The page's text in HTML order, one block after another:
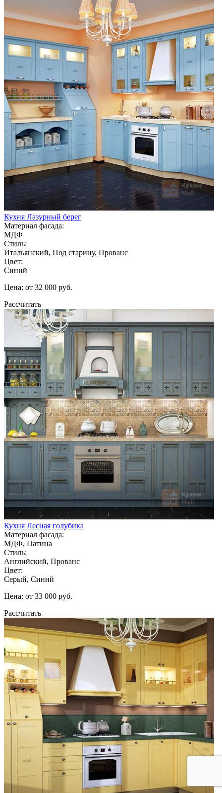
Кухня Лазурный берег
Материал фасада:
МДФ
Стиль:
Итальянский, Под старину, Прованс
Цвет:
Синий
Цена: от 32 000 руб.
Рассчитать
Кухня Лесная голубика
Материал фасада:
МДФ, Патина
Стиль:
Английский, Прованс
Цвет:
Серый, Синий
Цена: от 33 000 руб.
Рассчитать